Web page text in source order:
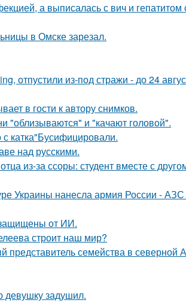
а выписалась с вич и гепатитом
в Омске зарезал.
отпустили из-под стражи - до 24
в гости к автору снимков.
и "качают головой".
катка"Бусифицировали.
над русскими.
из-за ссоры: студент вместе с
Украины нанесла армия России -
от ИИ.
строит наш мир?
представитель семейства в северной
девушку задушил.